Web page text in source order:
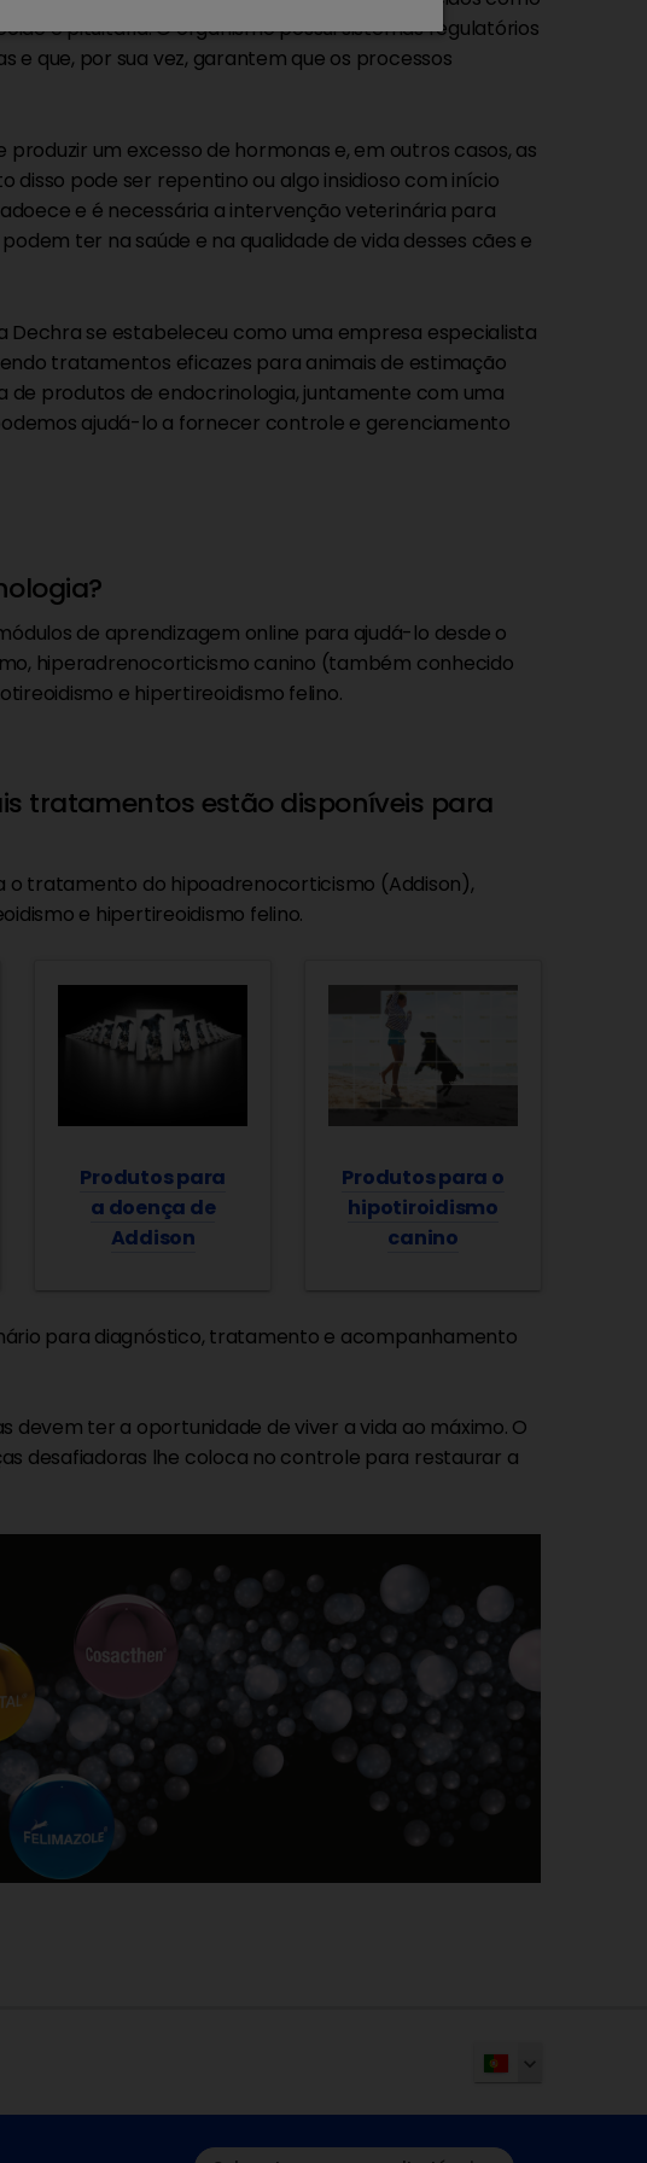
e pituitária. O organismo possui sistemas regulatórios
que, por sua vez, garantem que os processos
um excesso de hormonas e, em outros casos, as
disso pode ser repentino ou algo insidioso com início
e é necessária a intervenção veterinária para
ter na saúde e na qualidade de vida desses cães e
Dechra se estabeleceu como uma empresa especialista
tratamentos eficazes para animais de estimação
de produtos de endocrinologia, juntamente com uma
ajudá-lo a fornecer controle e gerenciamento
de aprendizagem online para ajudá-lo desde o
hiperadrenocorticismo canino (também conhecido
e hipertireoidismo felino.
tratamentos estão disponíveis para
o tratamento do hipoadrenocorticismo (Addison),
e hipertireoidismo felino.
Produtos para
a doença de
Addison
Produtos para o
hipotiroidismo
canino
para diagnóstico, tratamento e acompanhamento
ter a oportunidade de viver a vida ao máximo. O
desafiadoras lhe coloca no controle para restaurar a